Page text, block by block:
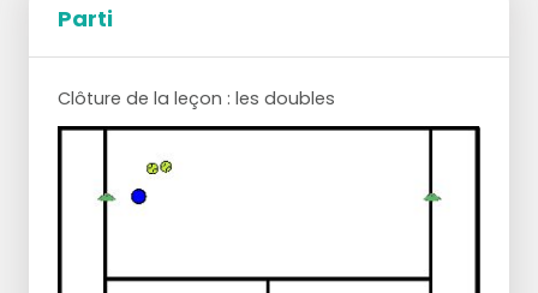
Parti
Clôture de la leçon : les doubles